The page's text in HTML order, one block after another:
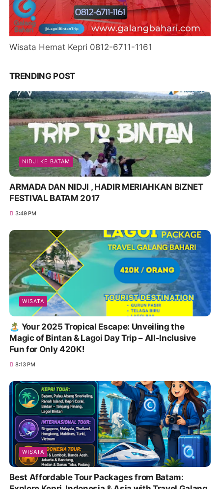
🏝️ Your 2025 Tropical Escape: Unveiling the
Magic of Bintan & Lagoi Day Trip – All-Inclusive
Fun for Only 420K!
8:13 PM
WISATA
Best Affordable Tour Packages from Batam:
Explore Kepri, Indonesia & Asia with Travel Galang
Bahari | Call 0821-8685-2221
4:00 AM
WISATA
Jelajah Laut Tanpa Ribet dengan Ferry Putri
Anggreni: Jadwal, Tarif, dan Cara Booking Mudah
di 0821-8685-2221
6:02 AM
WISATA
Beyond Borders: Why the Singapore-Malaysia
Cross-Border Adventure is the Ultimate Escape
for 2026